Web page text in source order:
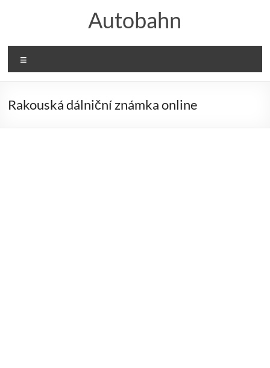
Autobahn
Rakouská dálniční známka online